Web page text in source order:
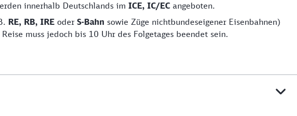
innerhalb Deutschlands im ICE, IC/EC angeboten.
RE, RB, IRE oder S-Bahn sowie Züge nichtbundeseigener Eisenbahnen)
muss jedoch bis 10 Uhr des Folgetages beendet sein.